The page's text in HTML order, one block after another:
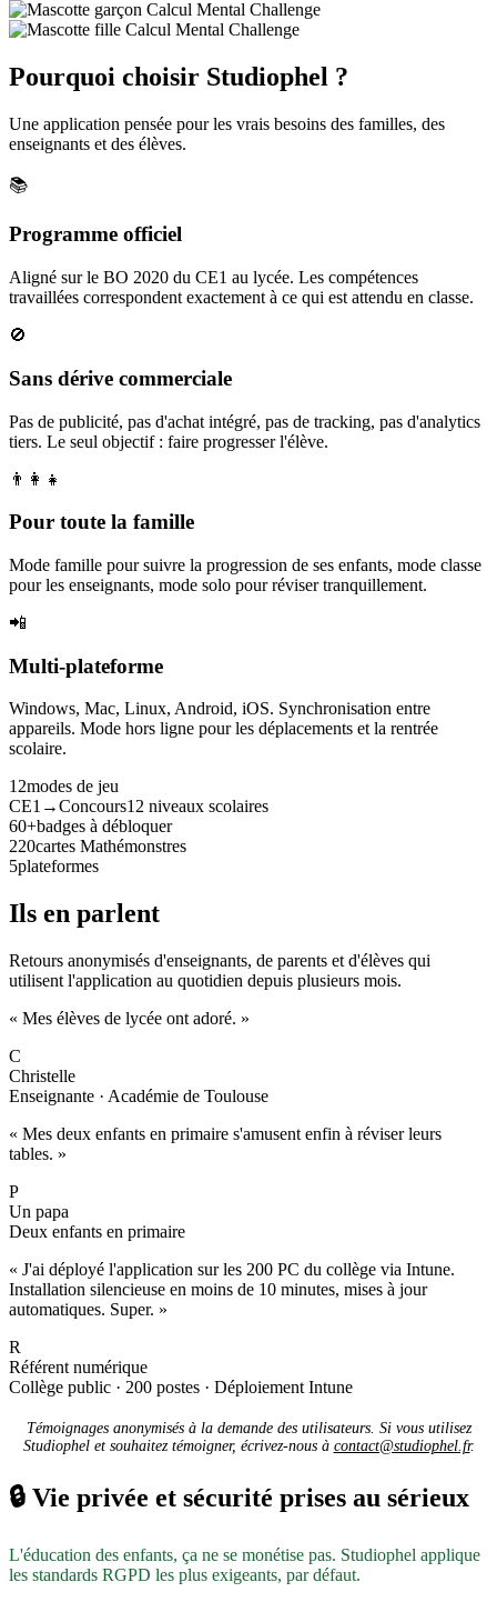
Pourquoi choisir Studiophel ?
Une application pensée pour les vrais besoins des familles, des
enseignants et des élèves.
📚
Programme officiel
Aligné sur le BO 2020 du CE1 au lycée. Les compétences
travaillées correspondent exactement à ce qui est attendu en classe.
🚫
Sans dérive commerciale
Pas de publicité, pas d'achat intégré, pas de tracking, pas d'analytics
tiers. Le seul objectif : faire progresser l'élève.
👨‍👩‍👧
Pour toute la famille
Mode famille pour suivre la progression de ses enfants, mode classe
pour les enseignants, mode solo pour réviser tranquillement.
📲
Multi-plateforme
Windows, Mac, Linux, Android, iOS. Synchronisation entre
appareils. Mode hors ligne pour les déplacements et la rentrée
scolaire.
12modes de jeu
CE1→Concours12 niveaux scolaires
60+badges à débloquer
220cartes Mathémonstres
5plateformes
Ils en parlent
Retours anonymisés d'enseignants, de parents et d'élèves qui
utilisent l'application au quotidien depuis plusieurs mois.
« Mes élèves de lycée ont adoré. »
C
Christelle
Enseignante · Académie de Toulouse
« Mes deux enfants en primaire s'amusent enfin à réviser leurs
tables. »
P
Un papa
Deux enfants en primaire
« J'ai déployé l'application sur les 200 PC du collège via Intune.
Installation silencieuse en moins de 10 minutes, mises à jour
automatiques. Super. »
R
Référent numérique
Collège public · 200 postes · Déploiement Intune
Témoignages anonymisés à la demande des utilisateurs. Si vous utilisez
Studiophel et souhaitez témoigner, écrivez-nous à contact@studiophel.fr.
🔒 Vie privée et sécurité prises au sérieux
L'éducation des enfants, ça ne se monétise pas. Studiophel applique
les standards RGPD les plus exigeants, par défaut.